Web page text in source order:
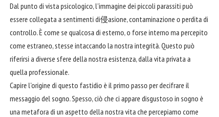
Dal punto di vista psicologico, l'immagine dei piccoli parassiti può
essere collegata a sentimenti di侵asione, contaminazione o perdita di
controllo. È come se qualcosa di esterno, o forse interno ma percepito
come estraneo, stesse intaccando la nostra integrità. Questo può
riferirsi a diverse sfere della nostra esistenza, dalla vita privata a
quella professionale.
Capire l'origine di questo fastidio è il primo passo per decifrare il
messaggio del sogno. Spesso, ciò che ci appare disgustoso in sogno è
una metafora di un aspetto della nostra vita che percepiamo come